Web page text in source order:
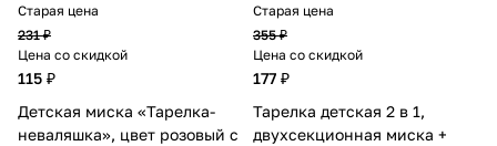
Старая цена
231 ₽
Цена со скидкой
115 ₽
Детская миска «Тарелка-
неваляшка», цвет розовый с
Старая цена
355 ₽
Цена со скидкой
177 ₽
Тарелка детская 2 в 1,
двухсекционная миска +